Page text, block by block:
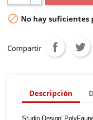
 No hay suficientes
Compartir
Descripción
Studio Design'